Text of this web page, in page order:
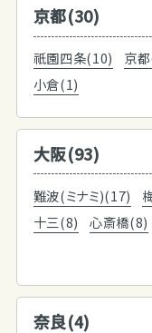
京都(30)
祇園四条(10) 京
小倉(1)
大阪(93)
難波(ミナミ)(17)
十三(8)
心斎橋(8)
奈良(4)